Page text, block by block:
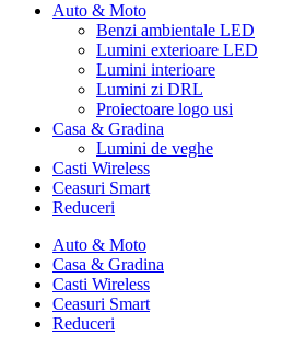
Auto & Moto
Benzi ambientale LED
Lumini exterioare LED
Lumini interioare
Lumini zi DRL
Proiectoare logo usi
Casa & Gradina
Lumini de veghe
Casti Wireless
Ceasuri Smart
Reduceri
Auto & Moto
Casa & Gradina
Casti Wireless
Ceasuri Smart
Reduceri